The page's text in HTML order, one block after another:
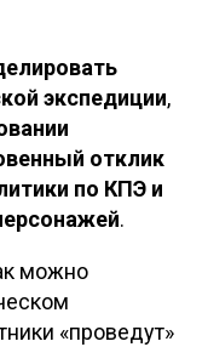
экспедиции,
отклик
по КПЭ и
.
можно
«проведут»